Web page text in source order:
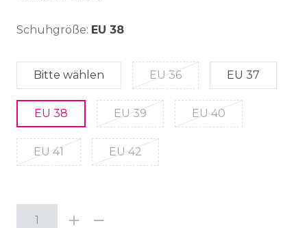
Schuhgröße: EU 38
Bitte wählen EU 36 EU 37
EU 38 EU 39 EU 40
EU 41 EU 42